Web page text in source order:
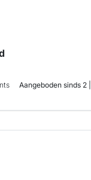
Aangeboden sinds 2 |